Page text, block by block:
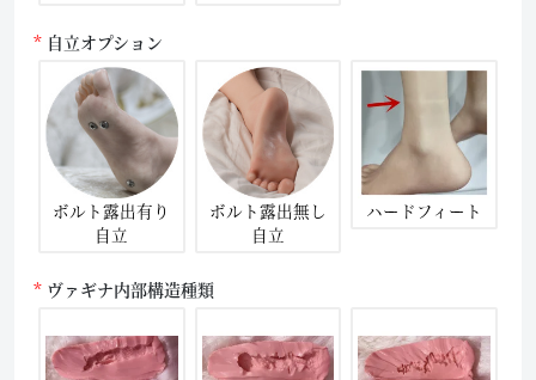
自立オプション
ボルト露出有り
自立
ボルト露出無し
自立
ハードフィート
ヴァギナ内部構造種類